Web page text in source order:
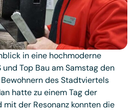
in eine hochmoderne
und Top Bau am Samstag den
des Stadtviertels
hatte zu einem Tag der
mit der Resonanz konnten die